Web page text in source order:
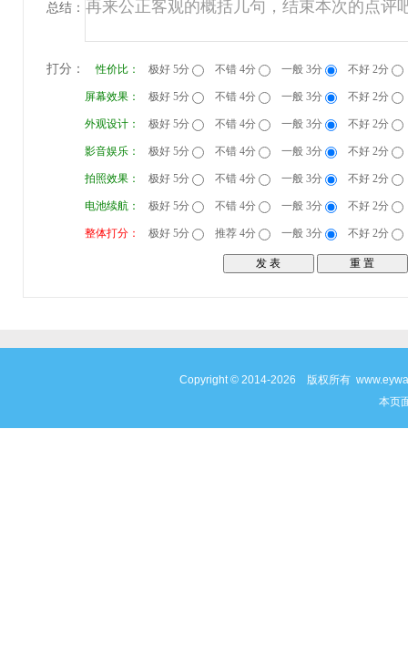
总结：
打分： 性价比： 极好 5分 不错 4分 一般 3分 不好 2分
屏幕效果： 极好 5分 不错 4分 一般 3分 不好 2分
外观设计： 极好 5分 不错 4分 一般 3分 不好 2分
影音娱乐： 极好 5分 不错 4分 一般 3分 不好 2分
拍照效果： 极好 5分 不错 4分 一般 3分 不好 2分
电池续航： 极好 5分 不错 4分 一般 3分 不好 2分
整体打分： 极好 5分 推荐 4分 一般 3分 不好 2分
Copyright © 2014-2026 版权所有
本页